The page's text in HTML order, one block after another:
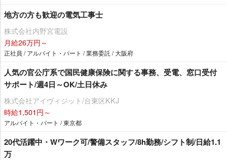
地方の方も歓迎の電気工事士
株式会社内野宮電設
月給26万円～
正社員 / アルバイト・パート / 業務委託 / 大阪府
人気の官公庁系で国民健康保険に関する事務、受電、窓口受付
サポート/週4日～OK/土日休み
株式会社アイヴィジット/台東区KKJ
時給1,501円～
アルバイト・パート / 東京都
20代活躍中・Wワーク可/警備スタッフ/8h勤務/シフト制/日給1.1
万